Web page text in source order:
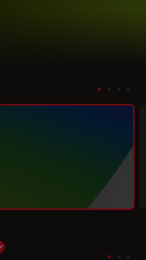
subnavigation